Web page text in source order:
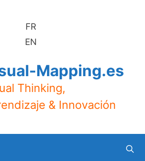
FR
EN
Mapping.es
Thinking,
& Innovación